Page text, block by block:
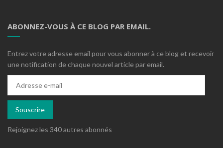
ABONNEZ-VOUS À CE BLOG PAR EMAIL.
Entrez votre adresse email pour vous abonner à ce blog et recevoir
une notification de chaque nouvel article par email.
mail
Souscrire
Rejoignez les 340 autres abonnés